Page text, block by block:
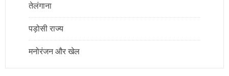
तेलंगाना
पड़ोसी राज्य
मनोरंजन और खेल